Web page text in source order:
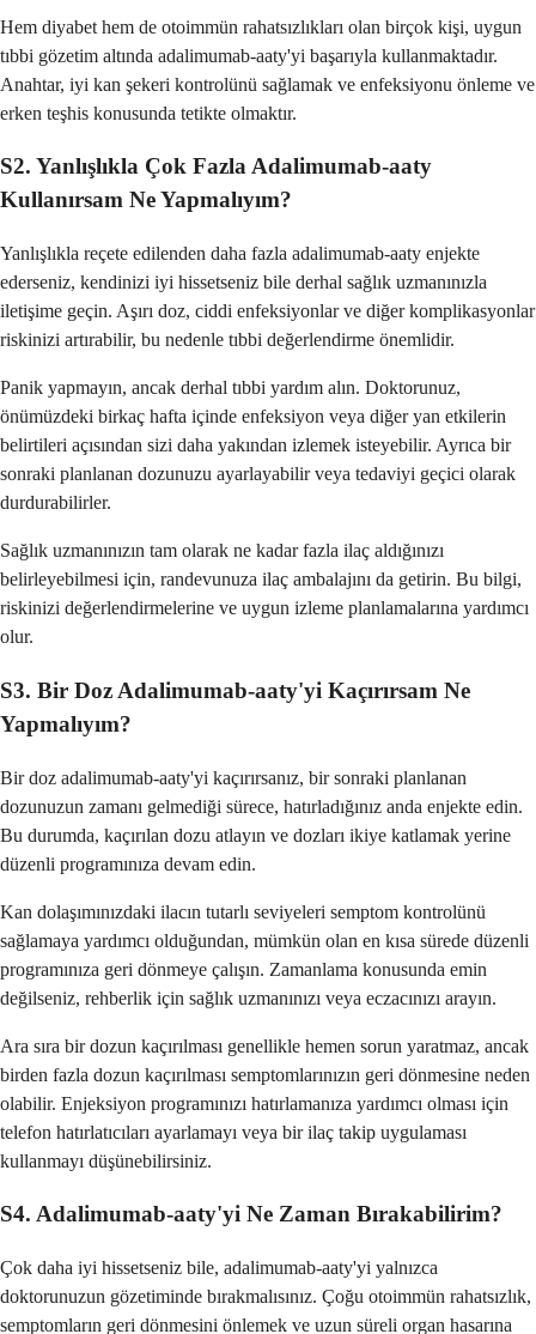
Hem diyabet hem de otoimmün rahatsızlıkları olan birçok kişi, uygun
tıbbi gözetim altında adalimumab-aaty'yi başarıyla kullanmaktadır.
Anahtar, iyi kan şekeri kontrolünü sağlamak ve enfeksiyonu önleme ve
erken teşhis konusunda tetikte olmaktır.
S2. Yanlışlıkla Çok Fazla Adalimumab-aaty
Kullanırsam Ne Yapmalıyım?
Yanlışlıkla reçete edilenden daha fazla adalimumab-aaty enjekte
ederseniz, kendinizi iyi hissetseniz bile derhal sağlık uzmanınızla
iletişime geçin. Aşırı doz, ciddi enfeksiyonlar ve diğer komplikasyonlar
riskinizi artırabilir, bu nedenle tıbbi değerlendirme önemlidir.
Panik yapmayın, ancak derhal tıbbi yardım alın. Doktorunuz,
önümüzdeki birkaç hafta içinde enfeksiyon veya diğer yan etkilerin
belirtileri açısından sizi daha yakından izlemek isteyebilir. Ayrıca bir
sonraki planlanan dozunuzu ayarlayabilir veya tedaviyi geçici olarak
durdurabilirler.
Sağlık uzmanınızın tam olarak ne kadar fazla ilaç aldığınızı
belirleyebilmesi için, randevunuza ilaç ambalajını da getirin. Bu bilgi,
riskinizi değerlendirmelerine ve uygun izleme planlamalarına yardımcı
olur.
S3. Bir Doz Adalimumab-aaty'yi Kaçırırsam Ne
Yapmalıyım?
Bir doz adalimumab-aaty'yi kaçırırsanız, bir sonraki planlanan
dozunuzun zamanı gelmediği sürece, hatırladığınız anda enjekte edin.
Bu durumda, kaçırılan dozu atlayın ve dozları ikiye katlamak yerine
düzenli programınıza devam edin.
Kan dolaşımınızdaki ilacın tutarlı seviyeleri semptom kontrolünü
sağlamaya yardımcı olduğundan, mümkün olan en kısa sürede düzenli
programınıza geri dönmeye çalışın. Zamanlama konusunda emin
değilseniz, rehberlik için sağlık uzmanınızı veya eczacınızı arayın.
Ara sıra bir dozun kaçırılması genellikle hemen sorun yaratmaz, ancak
birden fazla dozun kaçırılması semptomlarınızın geri dönmesine neden
olabilir. Enjeksiyon programınızı hatırlamanıza yardımcı olması için
telefon hatırlatıcıları ayarlamayı veya bir ilaç takip uygulaması
kullanmayı düşünebilirsiniz.
S4. Adalimumab-aaty'yi Ne Zaman Bırakabilirim?
Çok daha iyi hissetseniz bile, adalimumab-aaty'yi yalnızca
doktorunuzun gözetiminde bırakmalısınız. Çoğu otoimmün rahatsızlık,
semptomların geri dönmesini önlemek ve uzun süreli organ hasarına